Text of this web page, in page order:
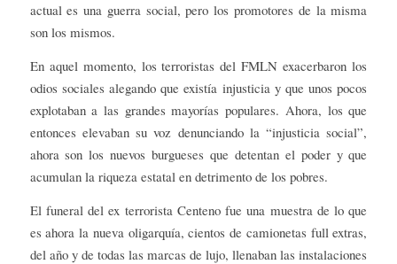
actual es una guerra social, pero los promotores de la misma
son los mismos.
En aquel momento, los terroristas del FMLN exacerbaron los
odios sociales alegando que existía injusticia y que unos pocos
explotaban a las grandes mayorías populares. Ahora, los que
entonces elevaban su voz denunciando la “injusticia social”,
ahora son los nuevos burgueses que detentan el poder y que
acumulan la riqueza estatal en detrimento de los pobres.
El funeral del ex terrorista Centeno fue una muestra de lo que
es ahora la nueva oligarquía, cientos de camionetas full extras,
del año y de todas las marcas de lujo, llenaban las instalaciones